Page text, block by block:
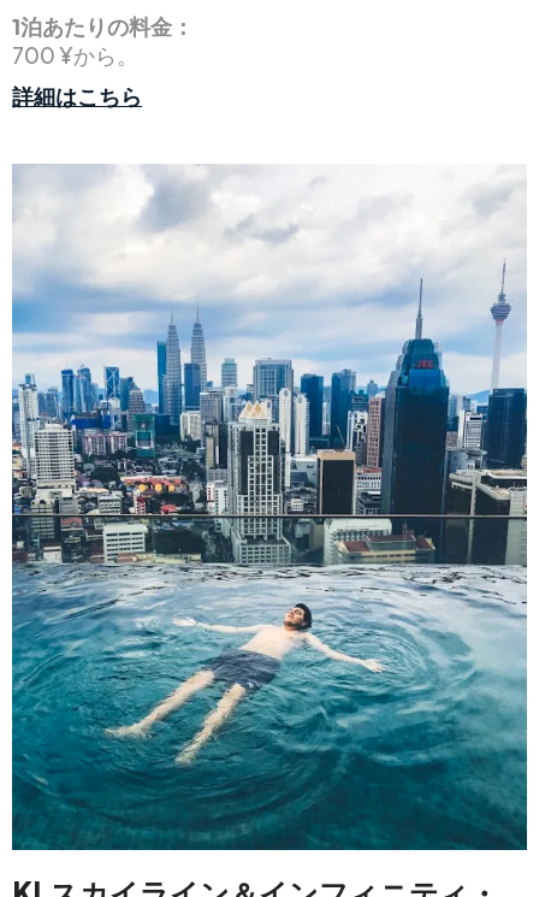
1泊あたりの料金：
700 ¥から。
詳細はこちら